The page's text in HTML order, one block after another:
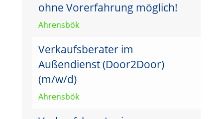
ohne Vorerfahrung möglich!
Ahrensbök
Verkaufsberater im
Außendienst (Door2Door)
(m/w/d)
Ahrensbök